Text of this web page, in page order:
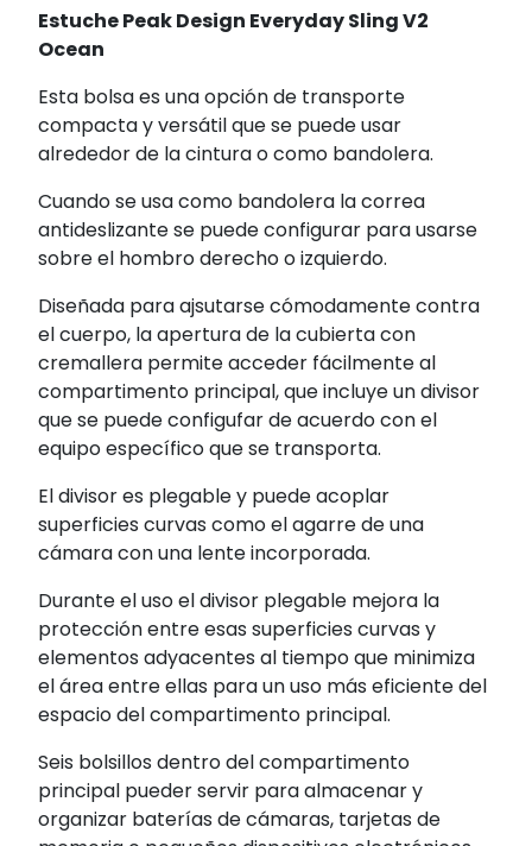
Estuche Peak Design Everyday Sling V2
Ocean
Esta bolsa es una opción de transporte
compacta y versátil que se puede usar
alrededor de la cintura o como bandolera.
Cuando se usa como bandolera la correa
antideslizante se puede configurar para usarse
sobre el hombro derecho o izquierdo.
Diseñada para ajsutarse cómodamente contra
el cuerpo, la apertura de la cubierta con
cremallera permite acceder fácilmente al
compartimento principal, que incluye un divisor
que se puede configufar de acuerdo con el
equipo específico que se transporta.
El divisor es plegable y puede acoplar
superficies curvas como el agarre de una
cámara con una lente incorporada.
Durante el uso el divisor plegable mejora la
protección entre esas superficies curvas y
elementos adyacentes al tiempo que minimiza
el área entre ellas para un uso más eficiente del
espacio del compartimento principal.
Seis bolsillos dentro del compartimento
principal pueder servir para almacenar y
organizar baterías de cámaras, tarjetas de